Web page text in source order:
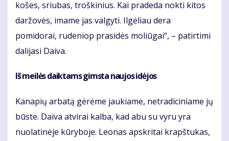
košes, sriubas, troškinius. Kai pradeda nokti kitos
daržovės, imame jas valgyti. Ilgėliau dera
pomidorai, rudeniop prasidės moliūgai“, – patirtimi
dalijasi Daiva.
Iš meilės daiktams gimsta naujos idėjos
Kanapių arbatą gėrėme jaukiame, netradiciniame jų
būste. Daiva atvirai kalba, kad abu su vyru yra
nuolatinėje kūryboje. Leonas apskritai krapštukas,